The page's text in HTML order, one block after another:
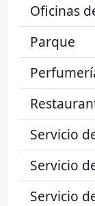
Oficinas
Parque
Servicio
Servicio
Servicio